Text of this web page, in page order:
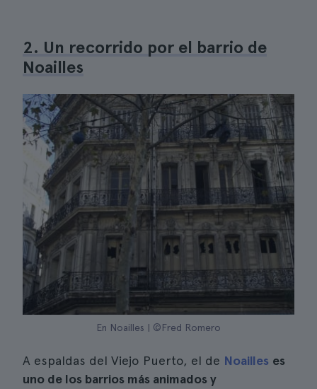
2. Un recorrido por el barrio de
Noailles
En Noailles | ©Fred Romero
A espaldas del Viejo Puerto, el de Noailles es
uno de los barrios más animados y